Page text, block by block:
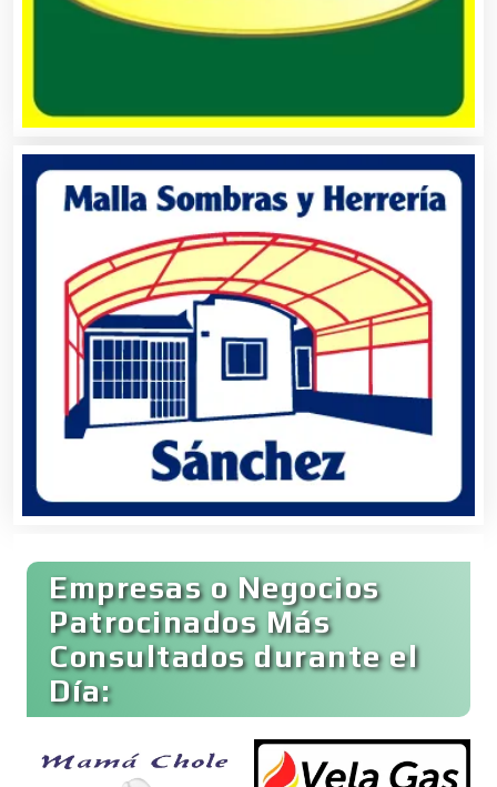
Centros de Nutrición
Cerrajerías
Cibercafés
Clínicas de Belleza
Clínicas de Rehabilitación
Clínicas y Hospitales
Clubes Deportivos
Cocinas Integrales
Combustibles y Lubricantes
Empresas o Negocios
Patrocinados Más
Consultados durante el
Día: